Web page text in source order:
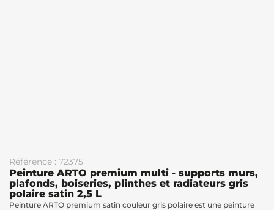
Référence : 72375
Peinture ARTO premium multi - supports murs,
plafonds, boiseries, plinthes et radiateurs gris
polaire satin 2,5 L
Peinture ARTO premium satin couleur gris polaire est une peinture